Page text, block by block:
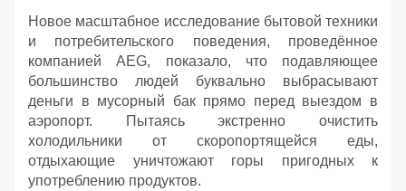
Новое масштабное исследование бытовой техники
и потребительского поведения, проведённое
компанией AEG, показало, что подавляющее
большинство людей буквально выбрасывают
деньги в мусорный бак прямо перед выездом в
аэропорт. Пытаясь экстренно очистить
холодильники от скоропортящейся еды,
отдыхающие уничтожают горы пригодных к
употреблению продуктов.